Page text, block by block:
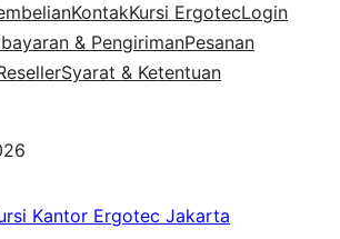
KontakKursi ErgotecLogin
& PengirimanPesanan
Syarat & Ketentuan
Kantor Ergotec Jakarta